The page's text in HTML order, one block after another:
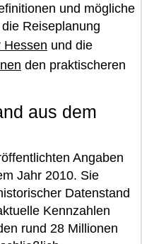
und mögliche
Reiseplanung
Hessen und die
den praktischeren
aus dem
Angaben
Jahr 2010. Sie
Datenstand
Kennzahlen
rund 28 Millionen